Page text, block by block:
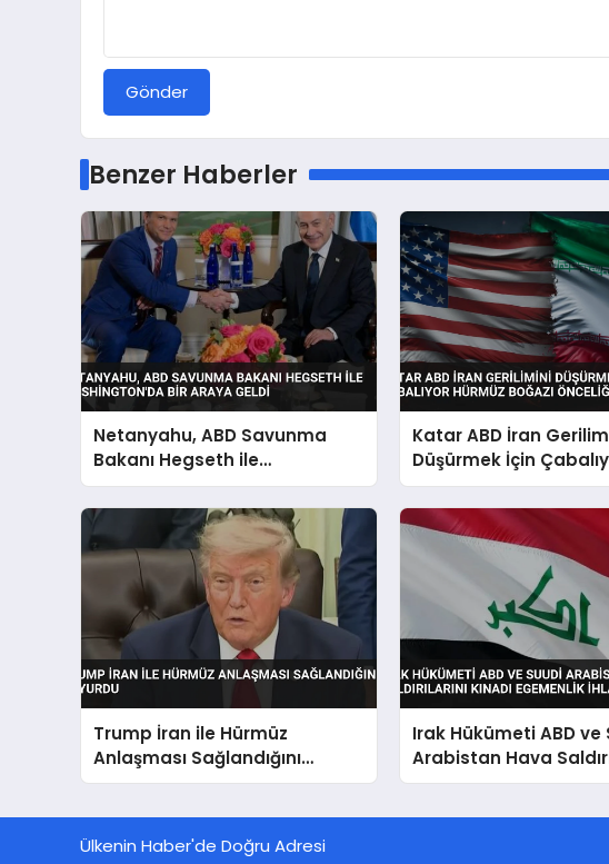
Gönder
Benzer Haberler
Netanyahu, ABD Savunma
Bakanı Hegseth ile
Washington’da Bir Araya
Geldi
Katar ABD İran
Düşürmek İçin
Hürmüz Boğazı
Trump İran ile Hürmüz
Anlaşması Sağlandığını
Duyurdu
Irak Hükümeti ABD ve
Arabistan Hava
Kınadı Egemenlik İhlali
Ülkenin Haber'de Doğru Adresi